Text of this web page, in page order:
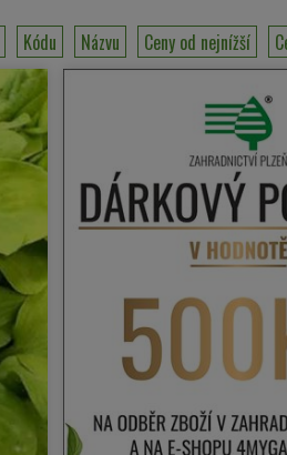
Kódu Názvu Ceny od nejnížší